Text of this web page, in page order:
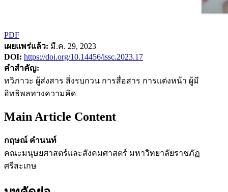
PDF
เผยแพร่แล้ว: มี.ค. 29, 2023
DOI: https://doi.org/10.14456/issc.2023.17
คำสำคัญ:
ทวิภาวะ ผู้ส่งสาร สิ่งรบกวน การสื่อสาร การแต่งหน้า ผู้มี
อิทธิพลทางความคิด
Main Article Content
กฤษณ์ คำนนท์
คณะมนุษยศาสตร์และสังคมศาสตร์ มหาวิทยาลัยราชภัฏ
ศรีสะเกษ